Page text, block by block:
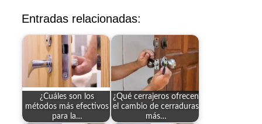
Entradas relacionadas:
¿Cuáles son los
métodos más efectivos
para la…
¿Qué cerrajeros ofrecen
el cambio de cerraduras
más…